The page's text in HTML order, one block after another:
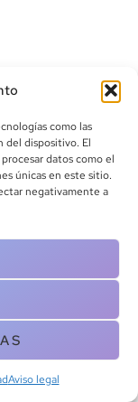
como las
del dispositivo. El
datos como el
únicas en este sitio.
negativamente a
Aviso legal
|
| Aviso legal